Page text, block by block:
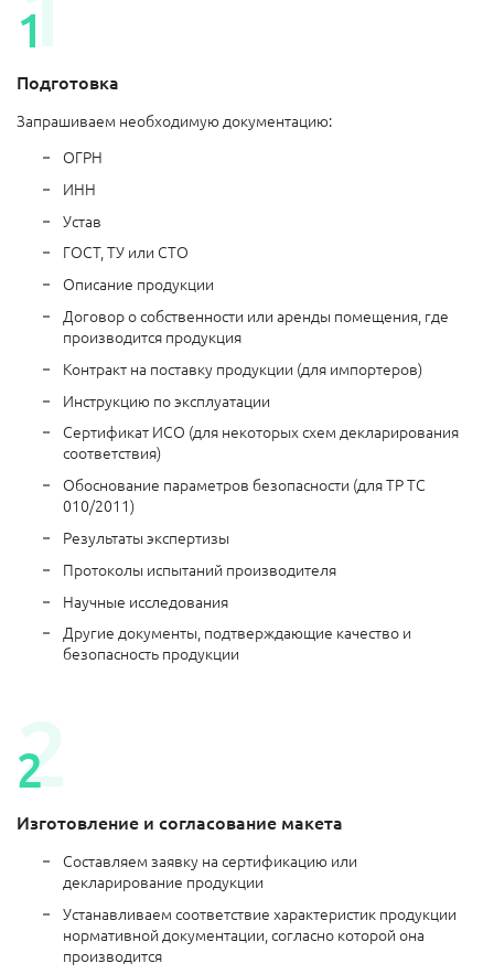
Подготовка
Запрашиваем необходимую документацию:
ОГРН
ИНН
Устав
ГОСТ, ТУ или СТО
Описание продукции
Договор о собственности или аренды помещения, где
производится продукция
Контракт на поставку продукции (для импортеров)
Инструкцию по эксплуатации
Сертификат ИСО (для некоторых схем декларирования
соответствия)
Обоснование параметров безопасности (для ТР ТС
010/2011)
Результаты экспертизы
Протоколы испытаний производителя
Научные исследования
Другие документы, подтверждающие качество и
безопасность продукции
Изготовление и согласование макета
Составляем заявку на сертификацию или
декларирование продукции
Устанавливаем соответствие характеристик продукции
нормативной документации, согласно которой она
производится